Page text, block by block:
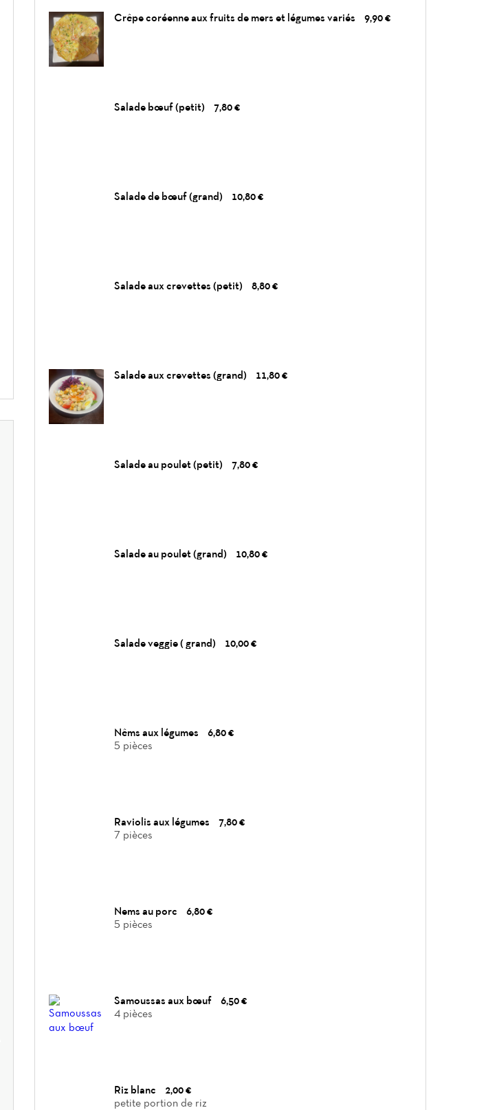
Crêpe coréenne aux fruits de mers et légumes variés 9,90 €
Salade bœuf (petit) 7,80 €
Salade de bœuf (grand) 10,80 €
Salade aux crevettes (petit) 8,80 €
Salade aux crevettes (grand) 11,80 €
Salade au poulet (petit) 7,80 €
Salade au poulet (grand) 10,80 €
Salade veggie ( grand) 10,00 €
Nêms aux légumes
6,80 €
5 pièces
Raviolis aux légumes
7,80 €
7 pièces
Nems au porc
6,80 €
5 pièces
Samoussas aux bœuf
6,50 €
4 pièces
Riz blanc
2,00 €
petite portion de riz